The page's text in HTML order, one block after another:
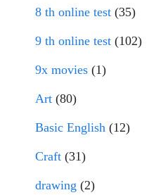
8 th online test (35)
9 th online test (102)
9x movies (1)
Art (80)
Basic English (12)
Craft (31)
drawing (2)